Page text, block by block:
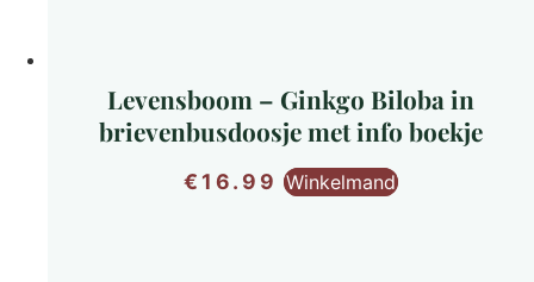
Levensboom – Ginkgo Biloba in
brievenbusdoosje met info boekje
€ 16.99 Winkelmand